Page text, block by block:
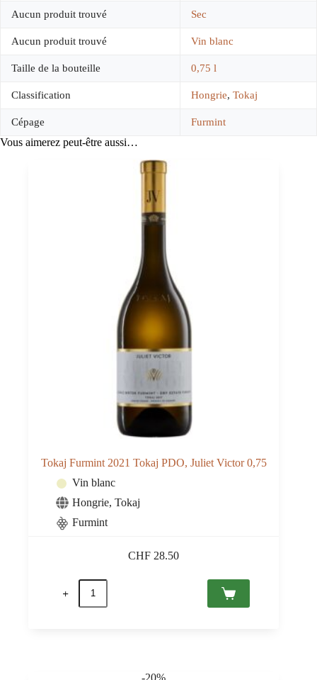
Aucun produit trouvé Sec
Aucun produit trouvé Vin blanc
Taille de la bouteille 0,75 l
Classification Hongrie, Tokaj
Cépage Furmint
Vous aimerez peut-être aussi…
Tokaj Furmint 2021 Tokaj PDO, Juliet Victor 0,75
Vin blanc
Hongrie, Tokaj
Furmint
CHF 28.50
quantité
Tokaj
-20%